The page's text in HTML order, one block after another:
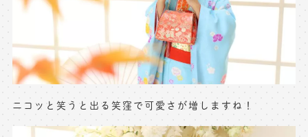
ニコッと笑うと出る笑窪で可愛さが増しますね！